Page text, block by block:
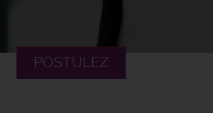
POSTULEZ